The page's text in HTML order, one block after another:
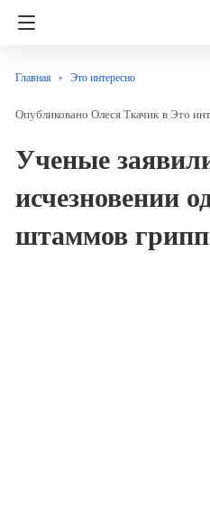
Главная Это интересно
Олеся Ткачик в Это
Ученые
исчезновении
штаммов